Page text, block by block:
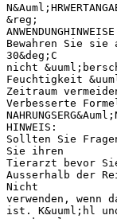
&reg;
Bewahren Sie
30&deg;C
nicht
Feuchtigkeit
Zeitraum
Verbesserte
HINWEIS:
Sollten Sie
Sie ihren
Tierarzt bevor Sie
Ausserhalb der
Nicht
verwenden, wenn
ist. K&uuml;hl